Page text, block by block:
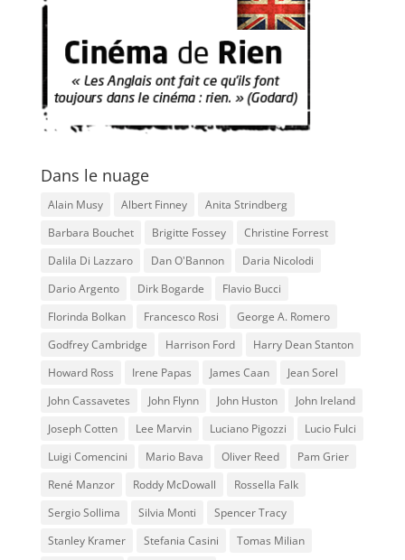
Dans le nuage
Alain Musy Albert Finney
Anita Strindberg
Barbara Bouchet
Brigitte Fossey
Christine Forrest
Dalila Di Lazzaro
Dan O'Bannon
Daria Nicolodi
Dario Argento
Dirk Bogarde
Flavio Bucci
Florinda Bolkan
Francesco Rosi
George A. Romero
Godfrey Cambridge
Harrison Ford
Harry Dean Stanton
Howard Ross
Irene Papas James Caan
Jean Sorel
John Cassavetes
John Flynn John Huston
John Ireland
Joseph Cotten
Lee Marvin Luciano Pigozzi
Lucio Fulci
Luigi Comencini
Mario Bava Oliver Reed
Pam Grier
René Manzor
Roddy McDowall
Rossella Falk
Sergio Sollima
Silvia Monti
Spencer Tracy
Stanley Kramer
Stefania Casini Tomas Milian